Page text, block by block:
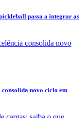
passa a integrar as
novo ciclo em